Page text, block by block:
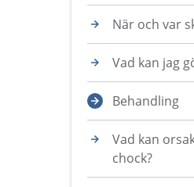
När och var
Vad kan jag
Behandling
Vad kan
chock?